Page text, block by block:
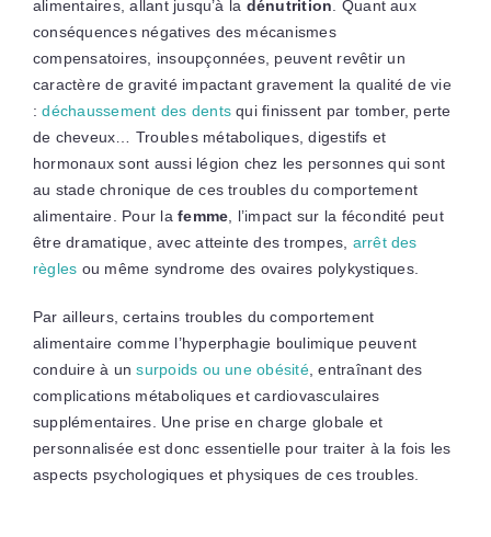
alimentaires, allant jusqu’à la dénutrition. Quant aux
conséquences négatives des mécanismes
compensatoires, insoupçonnées, peuvent revêtir un
caractère de gravité impactant gravement la qualité de vie
:déchaussement des dents qui finissent par tomber, perte
de cheveux… Troubles métaboliques, digestifs et
hormonaux sont aussi légion chez les personnes qui sont
au stade chronique de ces troubles du comportement
alimentaire. Pour lafemme, l’impact sur la fécondité peut
être dramatique, avec atteinte des trompes, arrêt des
règles ou même syndrome des ovaires polykystiques.
Par ailleurs, certains troubles du comportement
alimentaire comme l’hyperphagie boulimique peuvent
conduire à unsurpoids ou une obésité, entraînant des
complications métaboliques et cardiovasculaires
supplémentaires. Une prise en charge globale et
personnalisée est donc essentielle pour traiter à la fois les
aspects psychologiques et physiques de ces troubles.